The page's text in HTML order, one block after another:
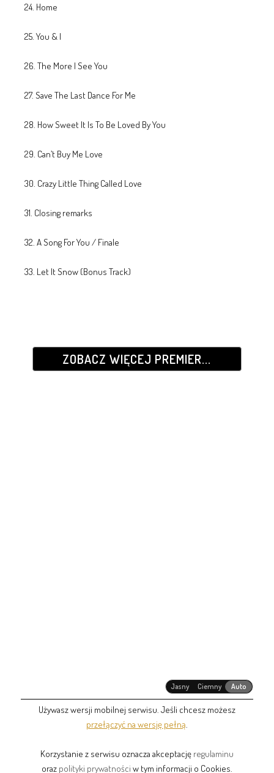
24. Home
25. You & I
26. The More I See You
27. Save The Last Dance For Me
28. How Sweet It Is To Be Loved By You
29. Can’t Buy Me Love
30. Crazy Little Thing Called Love
31. Closing remarks
32. A Song For You / Finale
33. Let It Snow (Bonus Track)
ZOBACZ WIĘCEJ PREMIER...
Jasny Ciemny Auto
Używasz wersji mobilnej serwisu. Jeśli chcesz możesz
przełączyć na wersję pełną
Korzystanie z serwisu oznacza akceptację regulaminu
oraz polityki prywatności w tym informacji o Cookies.